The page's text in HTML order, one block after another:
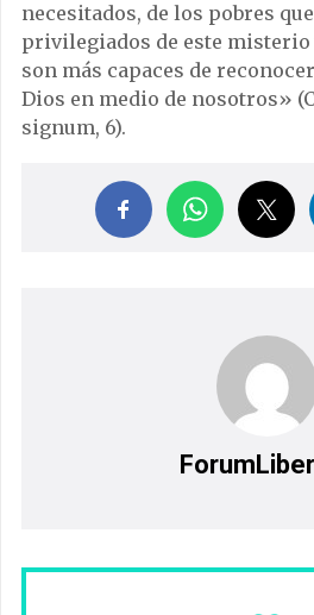
necesitados, de los pobres
privilegiados de este misterio
son más capaces de
Dios en medio de nosotros»
signum, 6).